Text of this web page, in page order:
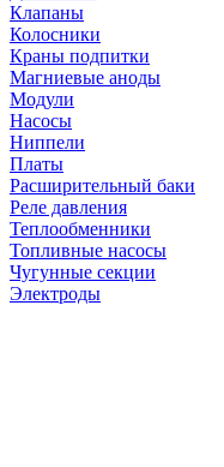
Клапаны
Колосники
Краны подпитки
Магниевые аноды
Модули
Насосы
Ниппели
Платы
Расширительный баки
Реле давления
Теплообменники
Топливные насосы
Чугунные секции
Электроды